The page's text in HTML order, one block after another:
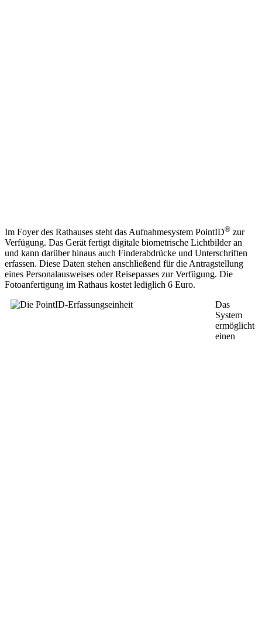
Im Foyer des Rathauses steht das Aufnahmesystem PointID® zur
Verfügung. Das Gerät fertigt digitale biometrische Lichtbilder an
und kann darüber hinaus auch Finderabdrücke und Unterschriften
erfassen. Diese Daten stehen anschließend für die Antragstellung
eines Personalausweises oder Reisepasses zur Verfügung. Die
Fotoanfertigung im Rathaus kostet lediglich 6 Euro.
Das
System
ermöglicht
einen